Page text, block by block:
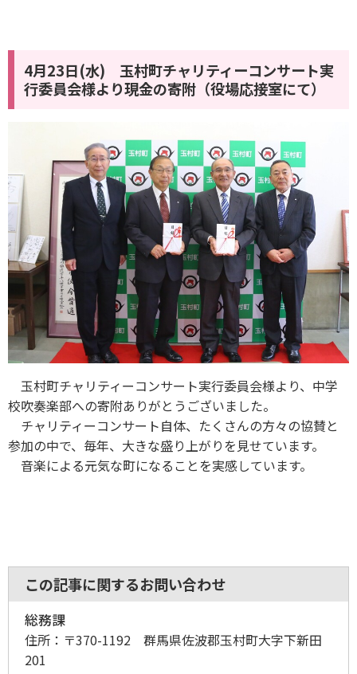
4月23日(水) 玉村町チャリティーコンサート実
行委員会様より現金の寄附（役場応接室にて）
玉村町チャリティーコンサート実行委員会様より、中学
校吹奏楽部への寄附ありがとうございました。
チャリティーコンサート自体、たくさんの方々の協賛と
参加の中で、毎年、大きな盛り上がりを見せています。
音楽による元気な町になることを実感しています。
この記事に関するお問い合わせ
総務課
住所： 〒370-1192 群馬県佐波郡玉村町大字下新田
201